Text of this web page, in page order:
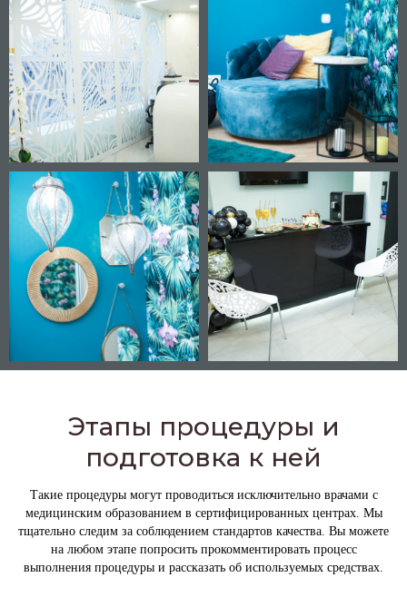
Этапы процедуры и
подготовка к ней
Такие процедуры могут проводиться исключительно врачами с
медицинским образованием в сертифицированных центрах. Мы
тщательно следим за соблюдением стандартов качества. Вы можете
на любом этапе попросить прокомментировать процесс
выполнения процедуры и рассказать об используемых средствах.